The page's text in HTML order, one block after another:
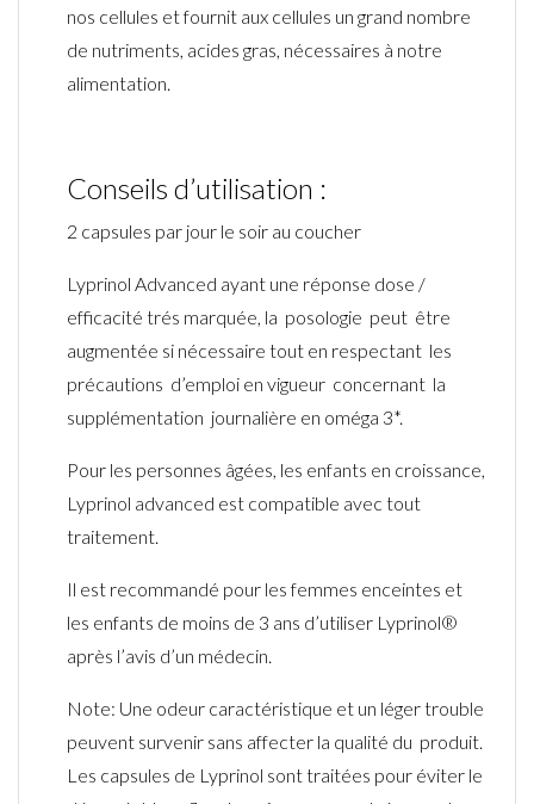
nos cellules et fournit aux cellules un grand nombre
de nutriments, acides gras, nécessaires à notre
alimentation.
Conseils d’utilisation :
2 capsules par jour le soir au coucher
Lyprinol Advanced ayant une réponse dose /
efficacité trés marquée, la posologie peut être
augmentée si nécessaire tout en respectant les
précautions d’emploi en vigueur concernant la
supplémentation journalière en oméga 3*.
Pour les personnes âgées, les enfants en croissance,
Lyprinol advanced est compatible avec tout
traitement.
Il est recommandé pour les femmes enceintes et
les enfants de moins de 3 ans d’utiliser Lyprinol®
après l’avis d’un médecin.
Note: Une odeur caractéristique et un léger trouble
peuvent survenir sans affecter la qualité du produit.
Les capsules de Lyprinol sont traitées pour éviter le